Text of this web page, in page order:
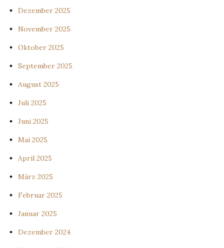
Dezember 2025
November 2025
Oktober 2025
September 2025
August 2025
Juli 2025
Juni 2025
Mai 2025
April 2025
März 2025
Februar 2025
Januar 2025
Dezember 2024